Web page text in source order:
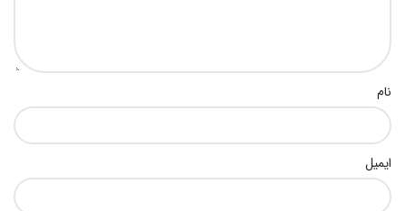
نام
ایمیل